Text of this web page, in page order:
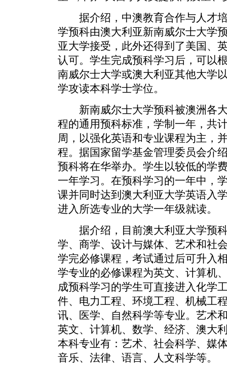
据介绍，中澳教育合作与人才培
学预科由澳大利亚新南威尔士大学
亚大学接受，此外还得到了美国、
认可。学生完成预科学习后，可以
南威尔士大学或澳大利亚其他大学
学攻读本科学士学位。
新南威尔士大学预科被澳洲各大
程的通用预科标准，学制一年，共
周，以强化英语和专业课程为主，
程。据国家留学基金管理委员会介
预科将在华举办。学生以较低的学
一年学习。在预科学习的一年中，
课并同时达到澳大利亚大学英语入
进入所选专业的大学一年级就读。
据介绍，目前澳大利亚大学预科
学、商学、设计与媒体、艺术和社
学完必修课程，考试通过后可升入
学专业的必修课程为英文、计算机
成预科学习的学生可直接进入化学
件、电力工程、环境工程、机械工
讯、医学、自然科学等专业。艺术
英文、计算机、数学、经济、澳大
本科专业有：艺术、社会科学、媒
音乐、法律、语言、人文科学等。